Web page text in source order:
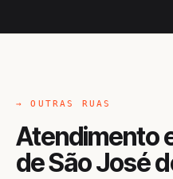
→ OUTRAS RUAS
Atendimento
de São José